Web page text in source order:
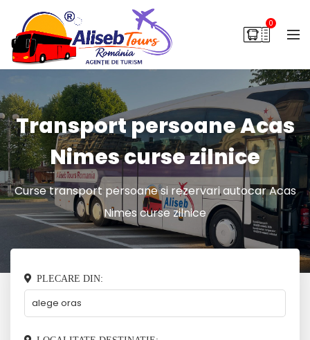
0
Transport persoane Acas
Nimes curse zilnice
Curse transport persoane si rezervari autocar Acas
Nimes curse zilnice
PLECARE DIN: